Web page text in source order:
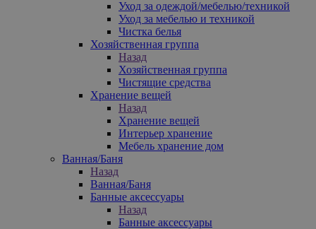
Уход за одеждой/мебелью/техникой
Уход за мебелью и техникой
Чистка белья
Хозяйственная группа
Назад
Хозяйственная группа
Чистящие средства
Хранение вещей
Назад
Хранение вещей
Интерьер хранение
Мебель хранение дом
Ванная/Баня
Назад
Ванная/Баня
Банные аксессуары
Назад
Банные аксессуары